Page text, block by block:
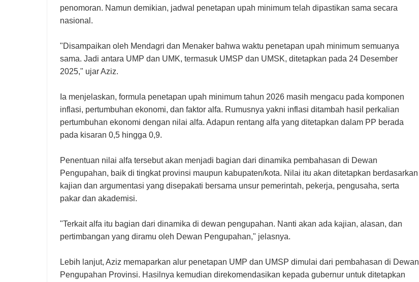
penomoran. Namun demikian, jadwal penetapan upah minimum telah dipastikan sama secara
nasional.
"Disampaikan oleh Mendagri dan Menaker bahwa waktu penetapan upah minimum semuanya
sama. Jadi antara UMP dan UMK, termasuk UMSP dan UMSK, ditetapkan pada 24 Desember
2025," ujar Aziz.
Ia menjelaskan, formula penetapan upah minimum tahun 2026 masih mengacu pada komponen
inflasi, pertumbuhan ekonomi, dan faktor alfa. Rumusnya yakni inflasi ditambah hasil perkalian
pertumbuhan ekonomi dengan nilai alfa. Adapun rentang alfa yang ditetapkan dalam PP berada
pada kisaran 0,5 hingga 0,9.
Penentuan nilai alfa tersebut akan menjadi bagian dari dinamika pembahasan di Dewan
Pengupahan, baik di tingkat provinsi maupun kabupaten/kota. Nilai itu akan ditetapkan berdasarkan
kajian dan argumentasi yang disepakati bersama unsur pemerintah, pekerja, pengusaha, serta
pakar dan akademisi.
"Terkait alfa itu bagian dari dinamika di dewan pengupahan. Nanti akan ada kajian, alasan, dan
pertimbangan yang diramu oleh Dewan Pengupahan," jelasnya.
Lebih lanjut, Aziz memaparkan alur penetapan UMP dan UMSP dimulai dari pembahasan di Dewan
Pengupahan Provinsi. Hasilnya kemudian direkomendasikan kepada gubernur untuk ditetapkan